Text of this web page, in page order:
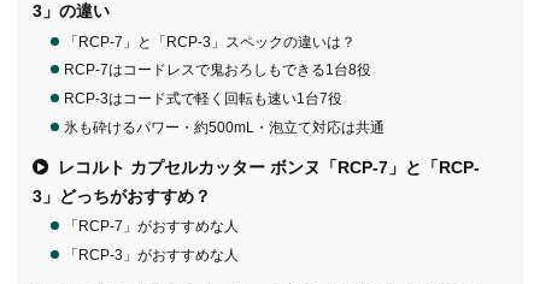
3」の違い
「RCP-7」と「RCP-3」スペックの違いは？
RCP-7はコードレスで鬼おろしもできる1台8役
RCP-3はコード式で軽く回転も速い1台7役
氷も砕けるパワー・約500mL・泡立て対応は共通
レコルト カプセルカッター ボンヌ「RCP-7」と「RCP-
3」どっちがおすすめ？
「RCP-7」がおすすめな人
「RCP-3」がおすすめな人